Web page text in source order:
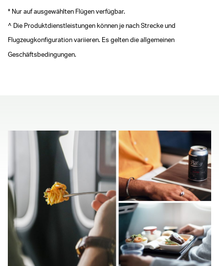
* Nur auf ausgewählten Flügen verfügbar.
^ Die Produktdienstleistungen können je nach Strecke und
Flugzeugkonfiguration variieren. Es gelten die allgemeinen
Geschäftsbedingungen.